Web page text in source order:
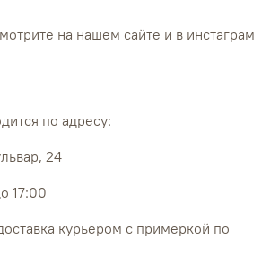
на нашем сайте и в инстаграм
по адресу:
24
17:00
курьером с примеркой по